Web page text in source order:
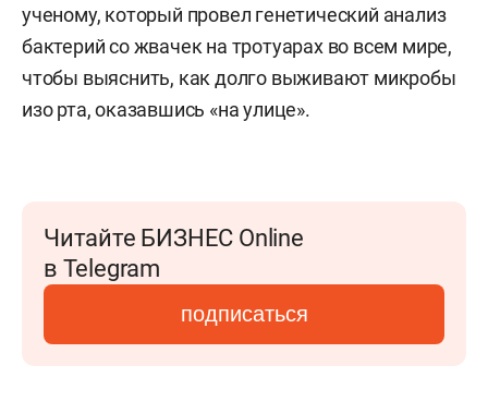
ученому, который провел генетический анализ
бактерий со жвачек на тротуарах во всем мире,
чтобы выяснить, как долго выживают микробы
изо рта, оказавшись «на улице».
Читайте БИЗНЕС Online
в Telegram
подписаться